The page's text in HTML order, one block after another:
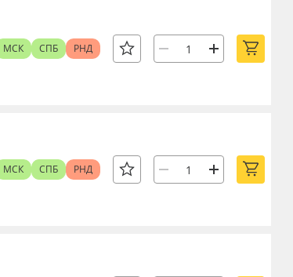
МСК СПБ РНД
МСК СПБ РНД